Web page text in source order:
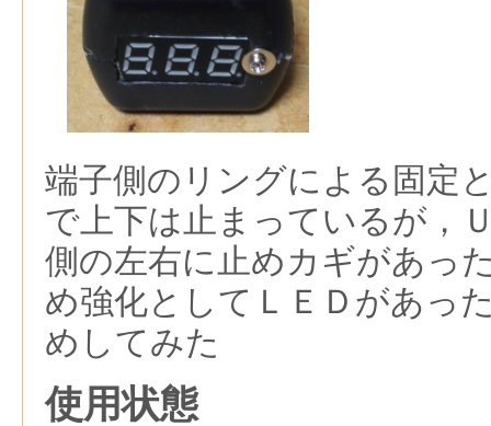
端子側のリングによる固定
で上下は止まっているが，
側の左右に止めカギがあっ
め強化としてＬＥＤがあっ
めしてみた
使用状態